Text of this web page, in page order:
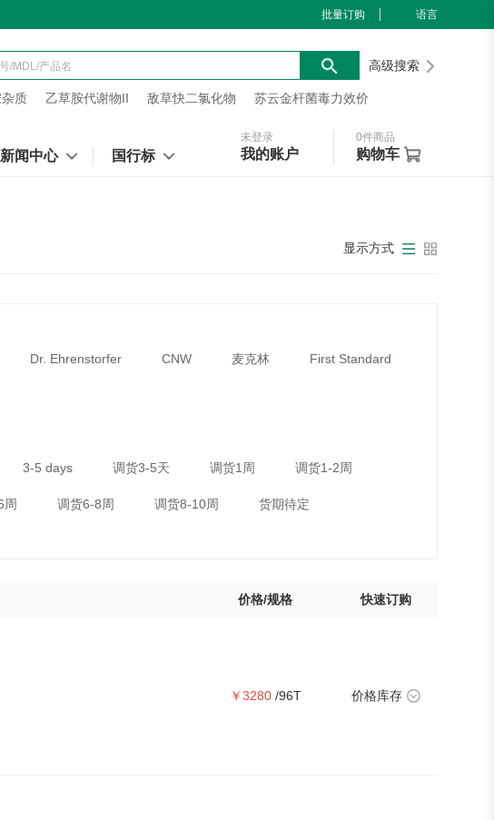
批量订购 语言
高级搜索
质 乙草胺代谢物II 敌草快二氯化物 苏云金杆菌毒力效价
新闻中心 国行标
未登录
我的账户
0件商品
购物车
显示方式
Dr. Ehrenstorfer CNW 麦克林 First Standard
3-5 days 调货3-5天 调货1周 调货1-2周
周 调货6-8周 调货8-10周 货期待定
价格/规格 快速订购
￥3280 /96T 价格库存